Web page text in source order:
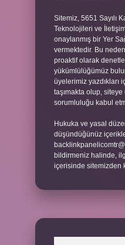
Sitemiz, 5651 Sayılı
Teknolojileri ve
onaylanmış bir Yer
vermektedir. Bu
proaktif olarak
yükümlülüğümüz
üyelerimiz yazdıkları
taşımakta olup,
sorumluluğu kabul
Hukuka ve yasal
düşündüğünüz
bildirmeniz halinde,
içerisinde sitemizden